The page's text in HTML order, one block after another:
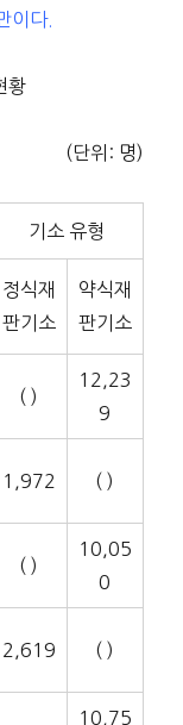
이다.
황
(단위: 명)
기소 유형
정식재
판기소
약식재
판기소
( )
12,23
9
1,972 ( )
( )
10,05
0
2,619 ( )
10,75